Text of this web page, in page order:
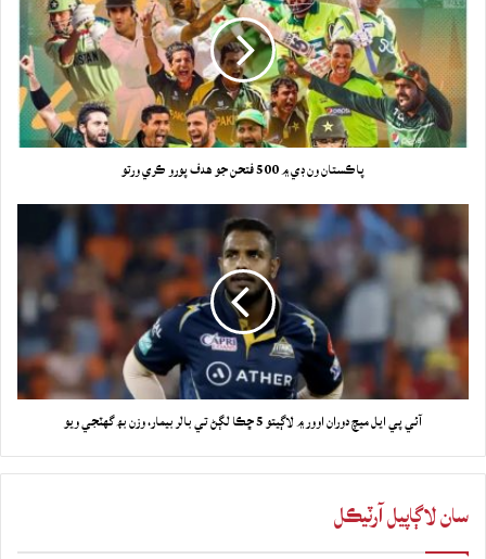
پاڪستان ون ڊي ۾ 500 فتحن جو هدف پورو ڪري ورتو
آئي پي ايل ميچ دوران اوور ۾ لاڳيتو 5 ڇڪا لڳڻ تي بالر بيمار، وزن بھ گهٽجي ويو
سان لاڳاپيل آرٽيڪل